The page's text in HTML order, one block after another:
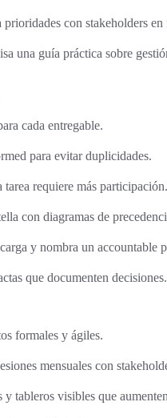
con stakeholders
una guía práctica sobre
cada entregable.
para evitar duplicidades.
requiere más participación.
con diagramas de
y nombra un accountable
que documenten decisiones.
formales y ágiles.
mensuales con
tableros visibles que